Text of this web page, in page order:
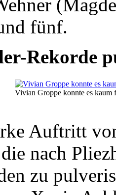
fünf.
Rekorde
Vivian Groppe konnte es kaum
Auftritt
nach
zu